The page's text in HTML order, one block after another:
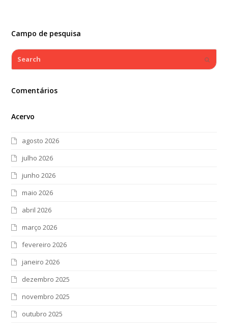
Campo de pesquisa
Search
Comentários
Acervo
agosto 2026
julho 2026
junho 2026
maio 2026
abril 2026
março 2026
fevereiro 2026
janeiro 2026
dezembro 2025
novembro 2025
outubro 2025